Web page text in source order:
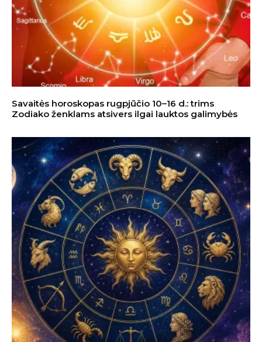
Savaitės horoskopas rugpjūčio 10–16 d.: trims
Zodiako ženklams atsivers ilgai lauktos galimybės